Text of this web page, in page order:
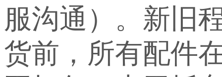
服沟通）。新旧
货前，所有配件